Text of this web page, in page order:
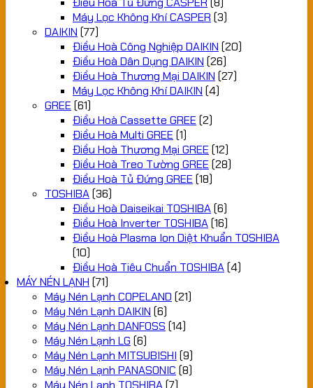
Máy Lọc Không Khí CASPER (3)
DAIKIN (77)
Điều Hoà Công Nghiệp DAIKIN (20)
Điều Hoà Dân Dụng DAIKIN (26)
Điều Hoà Thương Mại DAIKIN (27)
Máy Lọc Không Khí DAIKIN (4)
GREE (61)
Điều Hoà Cassette GREE (2)
Điều Hoà Multi GREE (1)
Điều Hoà Thương Mại GREE (12)
Điều Hoà Treo Tường GREE (28)
Điều Hoà Tủ Đứng GREE (18)
TOSHIBA(36)
Điều Hoà Daiseikai TOSHIBA(6)
Điều Hoà Inverter TOSHIBA(16)
Điều Hoà Plasma Ion Diệt Khuẩn TOSHIBA
(10)
Điều Hoà Tiêu Chuẩn TOSHIBA(4)
MÁY NÉN LẠNH (71)
Máy Nén Lạnh COPELAND (21)
Máy Nén Lạnh DAIKIN (6)
Máy Nén Lạnh DANFOSS (14)
Máy Nén Lạnh LG (6)
Máy Nén Lạnh MITSUBISHI (9)
Máy Nén Lạnh PANASONIC (8)
Máy Nén Lạnh TOSHIBA (7)